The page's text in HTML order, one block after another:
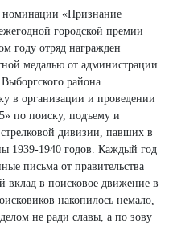
номинации «Признание
городской премии
году отряд награжден
медалью от администрации
района
в организации и проведении
по поиску, подъему и
дивизии, павших в
1939-1940 годов. Каждый год
письма от правительства
вклад в поисковое движение в
накопилось немало,
не ради славы, а по зову